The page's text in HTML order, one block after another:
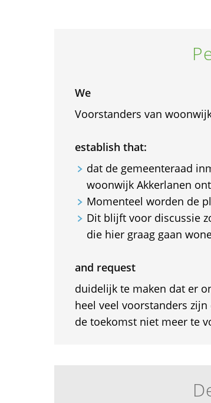
We
Voorstanders van
establish that:
dat de gemeenteraad
woonwijk Akkerlanen
Momenteel worden de
Dit blijft voor discussie
die hier graag gaan
and request
duidelijk te maken dat er
heel veel voorstanders
de toekomst niet meer te